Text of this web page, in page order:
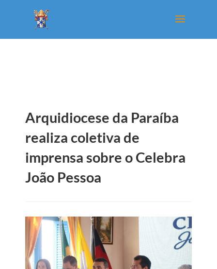
Arquidiocese da Paraíba
realiza coletiva de
imprensa sobre o Celebra
João Pessoa